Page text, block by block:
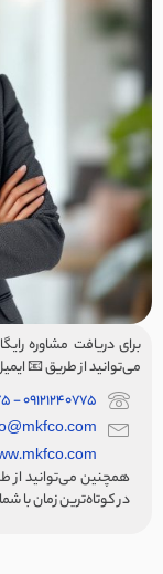
برای دریافت مشاوره
می‌توانید از طریق 📧
09121240775 - 09331240775
همچنین می‌توانید از
در کوتاه‌ترین زمان با